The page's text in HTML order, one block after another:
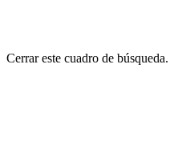
Cerrar este cuadro de búsqueda.